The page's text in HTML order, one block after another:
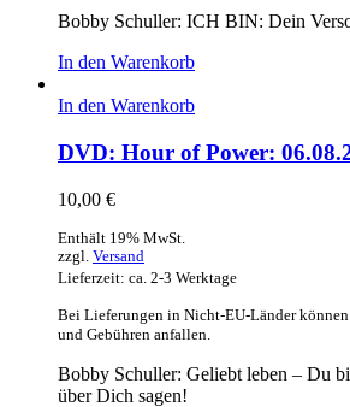
Bobby Schuller: ICH BIN: Dein
In den Warenkorb
In den Warenkorb
DVD: Hour of Power:
10,00 €
Enthält 19% MwSt.
zzgl. Versand
Lieferzeit: ca. 2-3 Werktage
Bei Lieferungen in Nicht-EU-Länder
und Gebühren anfallen.
Bobby Schuller: Geliebt leben – Du
über Dich sagen!